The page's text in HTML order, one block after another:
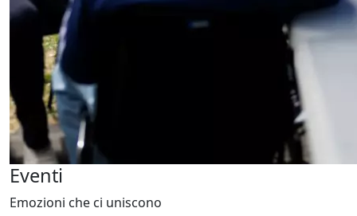
Eventi
Emozioni che ci uniscono